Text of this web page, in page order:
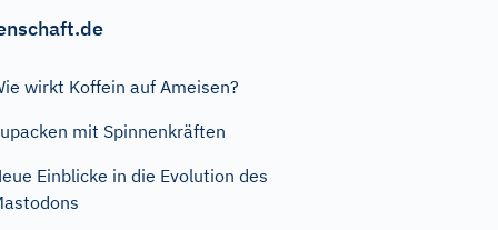
wirkt Koffein auf Ameisen?
mit Spinnenkräften
Einblicke in die Evolution des